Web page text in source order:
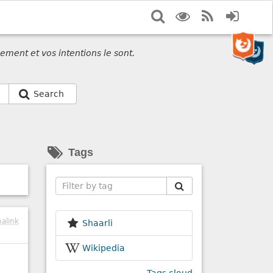
SearchDisplay
RSS
et vos intentions le sont.
Search
Tags
Shaarli
Wikipedia